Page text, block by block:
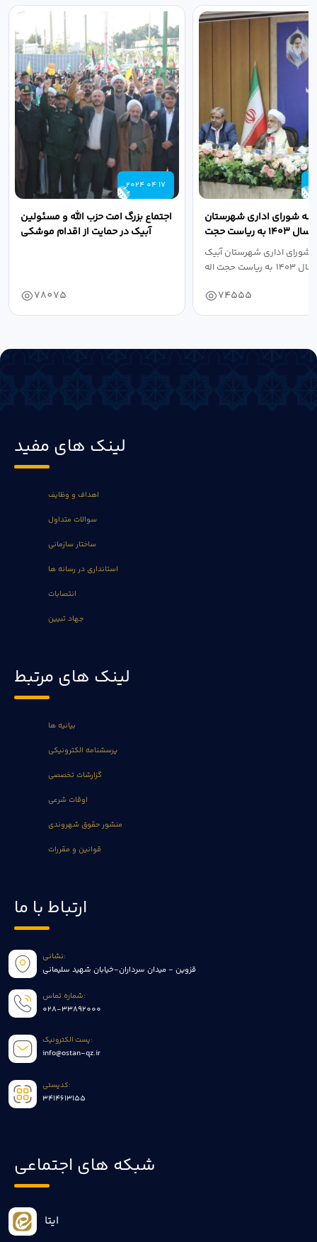
2024 04 17
اجتماع بزرگ امت حزب الله و مسئولین
آبیک در حمایت از اقدام موشکی
78075
شورای اداری شهرستان
آبیک در سال ۱۴۰۳ به ریاست حجت
اله مددخانی...
شورای اداری شهرستان آبیک
74555
لینک های مفید
اهداف و وظایف
سوالات متداول
ساختار سازمانی
استانداری در رسانه ها
انتصابات
جهاد تبیین
لینک های مرتبط
بیانیه ها
پرسشنامه الکترونیکی
گزارشات تخصصی
اوقات شرعی
منشور حقوق شهروندی
قوانین و مقررات
ارتباط با ما
نشانی:
قزوین - میدان سرداران-خیابان شهید سلیمانی
شماره تماس:
028-33892000
پست الکترونیک:
info@ostan-qz.ir
کدپستی:
3414613155
شبکه های اجتماعی
ایتا